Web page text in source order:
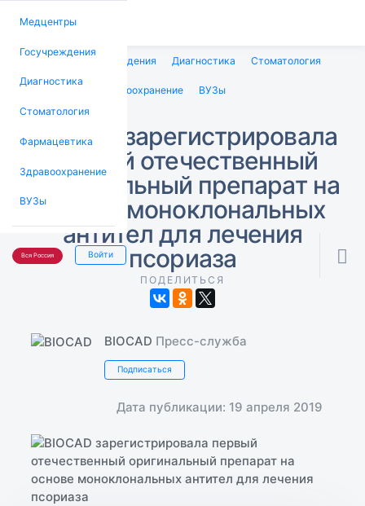
Медцентры
Госучреждения
Диагностика
Стоматология
Фармацевтика
Здравоохранение
ВУЗы
Вся Россия Войти 
Медцентры Госучреждения Диагностика Стоматология
Фармацевтика Здравоохранение ВУЗы
BIOCAD зарегистрировала
первый отечественный
оригинальный препарат на
основе моноклональных
антител для лечения
псориаза
ПОДЕЛИТЬСЯ
BIOCAD Пресс-служба
Подписаться
Дата публикации: 19 апреля 2019